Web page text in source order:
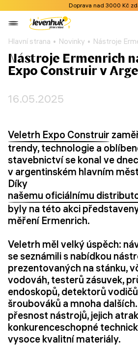
Doprava nad 3000 Kč
Hlavní strana Novinky Nástroje
Nástroje Ermenrich
Expo Construir v
16.05.2025
Veletrh Expo Construir
trendy, technologie a
stavebnictví se konal ve
v argentinském hlavním
Díky
našemu oficiálnímu
byly na této akci
měření Ermenrich.
Veletrh měl velký úspěch:
se seznámili s nabídkou
prezentovaných na stánku,
vodováh, testerů zásuvek,
endoskopů, detektorů
šroubováků a mnoha
přesnost nástrojů, jejich
konkurenceschopné
vysoce kvalitní materiály.